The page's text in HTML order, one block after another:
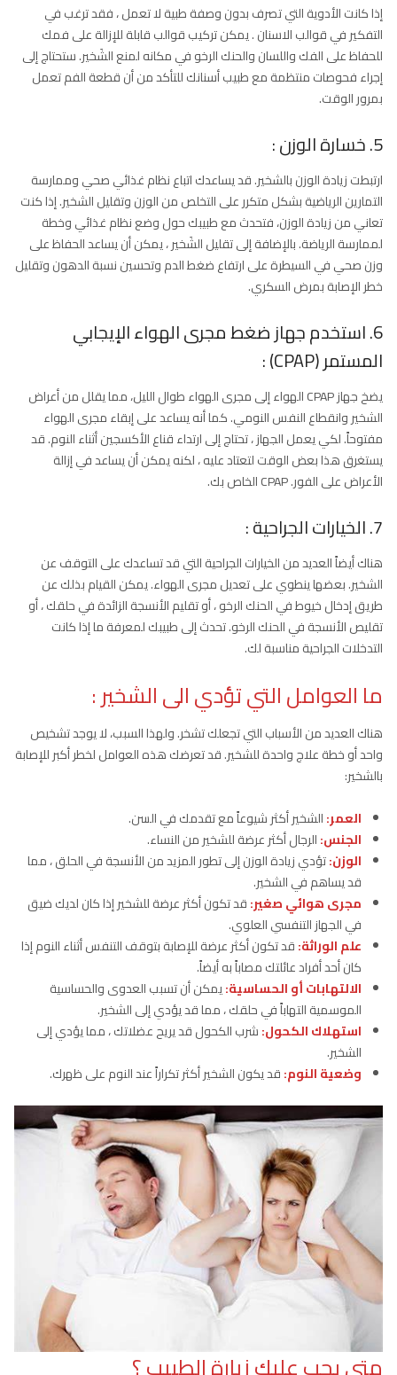
إذا كانت الأدوية التي تصرف بدون وصفة طبية لا تعمل ، فقد ترغب في
التفكير في قوالب الاسنان . يمكن تركيب قوالب قابلة للإزالة على فمك
للحفاظ على الفك واللسان والحنك الرخو في مكانه لمنع الشَخير. ستحتاج إلى
إجراء فحوصات منتظمة مع طبيب أسنانك للتأكد من أن قطعة الفم تعمل
بمرور الوقت.
5. خسارة الوزن :
ارتبطت زيادة الوزن بالشخير. قد يساعدك اتباع نظام غذائي صحي وممارسة
التمارين الرياضية بشكل متكرر على التخلص من الوزن وتقليل الشخير. إذا كنت
تعاني من زيادة الوزن، فتحدث مع طبيبك حول وضع نظام غذائي وخطة
لممارسة الرياضة. بالإضافة إلى تقليل الشَخير ، يمكن أن يساعد الحفاظ على
وزن صحي في السيطرة على ارتفاع ضغط الدم وتحسين نسبة الدهون وتقليل
خطر الإصابة بمرض السكري.
6. استخدم جهاز ضغط مجرى الهواء الإيجابي
المستمر (CPAP) :
يضخ جهاز CPAP الهواء إلى مجرى الهواء طوال الليل، مما يقلل من أعراض
الشخير وانقطاع النفس النومي. كما أنه يساعد على إبقاء مجرى الهواء
مفتوحاً. لكي يعمل الجهاز ، تحتاج إلى ارتداء قناع الأكسجين أثناء النوم. قد
يستغرق هذا بعض الوقت لتعتاد عليه ، لكنه يمكن أن يساعد في إزالة
الأعراض على الفور. CPAP الخاص بك.
7. الخيارات الجراحية :
هناك أيضاً العديد من الخيارات الجراحية التي قد تساعدك على التوقف عن
الشخير. بعضها ينطوي على تعديل مجرى الهواء. يمكن القيام بذلك عن
طريق إدخال خيوط في الحنك الرخو ، أو تقليم الأنسجة الزائدة في حلقك ، أو
تقليص الأنسجة في الحنك الرخو. تحدث إلى طبيبك لمعرفة ما إذا كانت
التدخلات الجراحية مناسبة لك.
ما العوامل التي تؤدي الى الشخير :
هناك العديد من الأسباب التي تجعلك تشخر. ولهذا السبب، لا يوجد تشخيص
واحد أو خطة علاج واحدة للشخير. قد تعرضك هذه العوامل لخطر أكبر للإصابة
بالشخير:
العمر:الشخير أكثر شيوعاً مع تقدمك في السن.
الجنس:الرجال أكثر عرضة للشخير من النساء.
الوزن:تؤدي زيادة الوزن إلى تطور المزيد من الأنسجة في الحلق ، مما
قد يساهم في الشخير.
مجرى هوائي صغير:قد تكون أكثر عرضة للشخير إذا كان لديك ضيق
في الجهاز التنفسي العلوي.
علم الوراثة:قد تكون أكثر عرضة للإصابة بتوقف التنفس أثناء النوم إذا
كان أحد أفراد عائلتك مصاباً به أيضاً.
الالتهابات أو الحساسية:يمكن أن تسبب العدوى والحساسية
الموسمية التهاباً في حلقك ، مما قد يؤدي إلى الشخير.
استهلاك الكحول:شرب الكحول قد يريح عضلاتك ، مما يؤدي إلى
الشخير.
وضعية النوم:قد يكون الشخير أكثر تكراراً عند النوم على ظهرك.